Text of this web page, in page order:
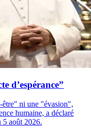
d’espérance”
être" ni une "évasion",
humaine, a déclaré
5 août 2026.